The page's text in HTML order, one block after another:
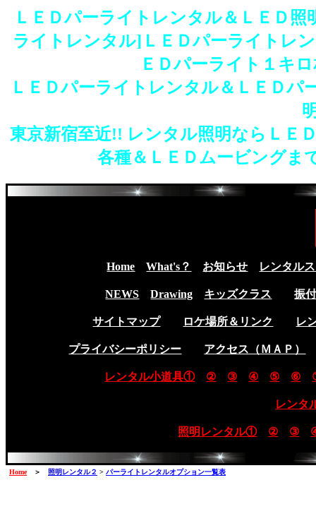
ＬＥＤパーライトレンタル＆ＬＥＤ
ライトレンタル]ＬＥＤパーライトレ
ＥＤパーライト１キ
ＬＥＤパーライトレンタル＆ＬＥＤパ
東京新宿至近!! レンタル照明ならＬＥ
各種＆ＬＥＤムービングま
Home What's？ お知らせ レンタル
NEWS Drawing キッズクラス 振
サイトマップ ロケ場所＆リンク レ
プライバシーポリシー アクセス（ＭＡＰ）
レンタル小道具① ② ③ ④ ⑤ ⑥
レンタ
照明レンタル① ② ③
Home＞ 照明レンタル２ > パーライトレンタルオプション一覧表